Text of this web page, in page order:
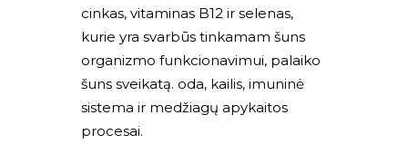
cinkas, vitaminas B12 ir selenas,
kurie yra svarbūs tinkamam šuns
organizmo funkcionavimui, palaiko
šuns sveikatą. oda, kailis, imuninė
sistema ir medžiagų apykaitos
procesai.